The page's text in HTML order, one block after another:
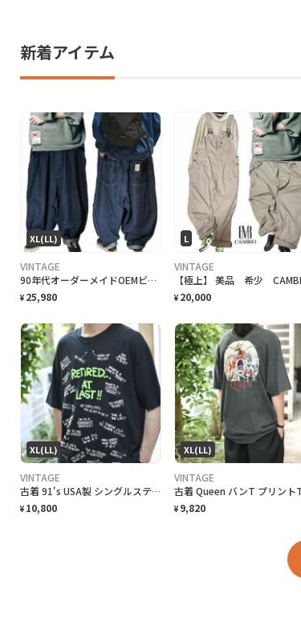
新着アイテム
XL(LL)
VINTAGE
90年代オーダーメイドOEMビックサイズコクーンバレルボトム限定品
¥ 25,980
L
VINTAGE
¥ 20,000
XL(LL)
VINTAGE
古着 91's USA製 シングルステッチ 退職記念 Tシャツ プリントTシャツ
¥ 10,800
XL(LL)
VINTAGE
¥ 9,820